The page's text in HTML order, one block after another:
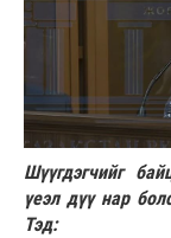
Шүүгдэгчийг
үеэл дүү нар
Тэд: